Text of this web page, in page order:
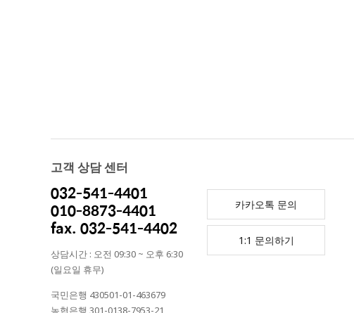
고객 상담 센터
032-541-4401
010-8873-4401
fax. 032-541-4402
상담시간 : 오전 09:30 ~ 오후 6:30
(일요일 휴무)
국민은행 430501-01-463679
농협은행 301-0138-7953-21
카카오톡 문의
1:1 문의하기